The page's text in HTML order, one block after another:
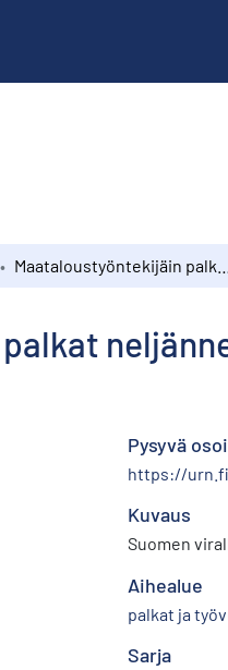
Pysyvä
https://
Kuvaus
Suomen
Aihealue
palkat ja
Sarja